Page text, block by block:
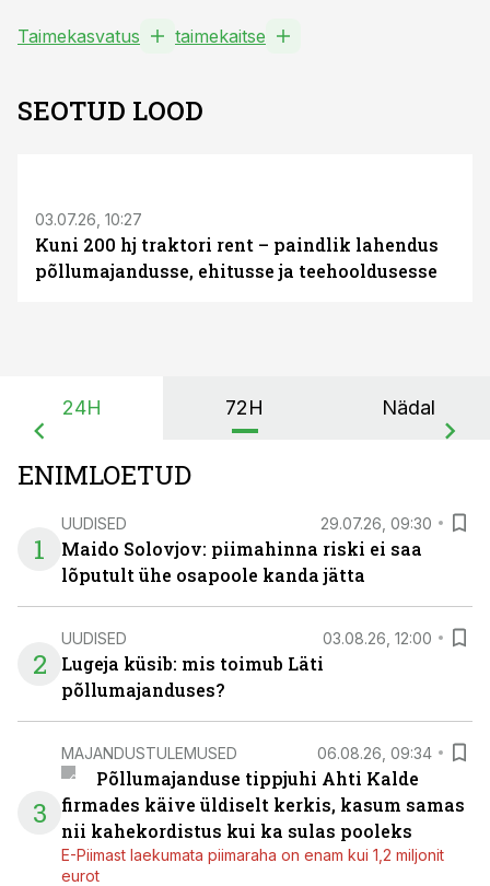
Taimekasvatus taimekaitse
SEOTUD LOOD
03.07.26, 10:27
Kuni 200 hj traktori rent – paindlik lahendus
põllumajandusse, ehitusse ja teehooldusesse
24H 72H Nädal
ENIMLOETUD
1
UUDISED 29.07.26, 09:30
Maido Solovjov: piimahinna riski ei saa
lõputult ühe osapoole kanda jätta
2
UUDISED 03.08.26, 12:00
Lugeja küsib: mis toimub Läti
põllumajanduses?
3
MAJANDUSTULEMUSED 06.08.26, 09:34
Põllumajanduse tippjuhi Ahti Kalde
firmades käive üldiselt kerkis, kasum samas
nii kahekordistus kui ka sulas pooleks
E-Piimast laekumata piimaraha on enam kui 1,2 miljonit
eurot